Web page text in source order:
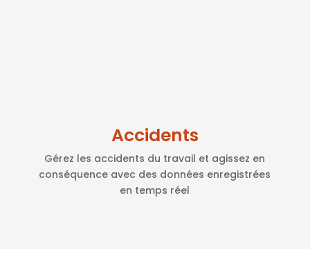
Accidents
Gérez les accidents du travail et agissez en
conséquence avec des données enregistrées
en temps réel